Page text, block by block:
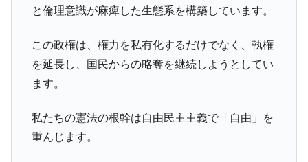
と倫理意識が麻痺した生態系を構築しています。
この政権は、権力を私有化するだけでなく、執権
を延長し、国民からの略奪を継続しようとしてい
ます。
私たちの憲法の根幹は自由民主主義で「自由」を
重んじます。